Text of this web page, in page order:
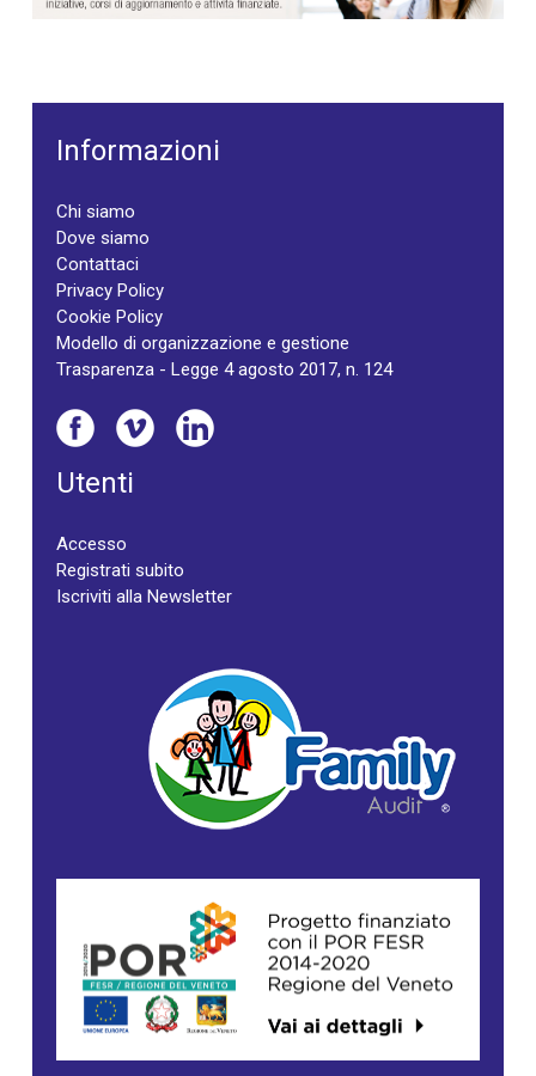
Informazioni
Chi siamo
Dove siamo
Contattaci
Privacy Policy
Cookie Policy
Modello di organizzazione e gestione
Trasparenza - Legge 4 agosto 2017, n. 124
Utenti
Accesso
Registrati subito
Iscriviti alla Newsletter